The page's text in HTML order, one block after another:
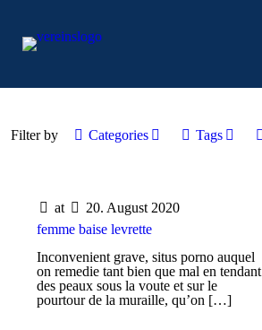
Filter by Categories Tags
at
20. August 2020
femme baise levrette
Inconvenient grave, situs porno auquel
on remedie tant bien que mal en tendant
des peaux sous la voute et sur le
pourtour de la muraille, qu’on […]